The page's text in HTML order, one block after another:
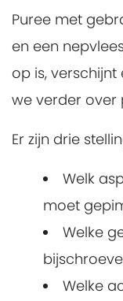
Puree met
en een
op is,
we verder over
Er zijn drie
Welk
moet
Welke
Welke